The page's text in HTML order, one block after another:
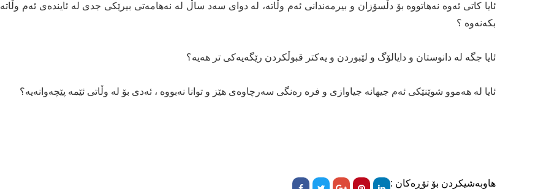
ئایا كاتی‌ ئه‌وه‌ نه‌هاتووه‌ بۆ دڵسۆزان و بیرمه‌ندانی‌ ئه‌م وڵاته‌، له‌ دوای‌ سه‌د ساڵ له‌ نه‌هامه‌تی‌ بیرێكی‌ جدی‌ له‌ ئاینده‌ی‌ ئه‌م وڵاته‌
بكه‌نه‌وه‌ ؟
ئایا جگه‌ له‌ دانوستان و دایالۆگ و لێبوردن و یه‌كتر قبوڵكردن رێگه‌یه‌كی‌ تر هه‌یه‌؟
ئایا له‌ هه‌موو شوێنێكی‌ ئه‌م جیهانه‌ جیاوازی‌ و فره‌ ره‌نگی‌ سه‌رچاوه‌ی‌ هێز و توانا نه‌بووه‌ ، ئه‌دی‌ بۆ له‌ وڵاتی‌ ئێمه‌ پێچه‌وانه‌یه‌؟
هاوبەشیکردن بۆ تۆڕەکان :